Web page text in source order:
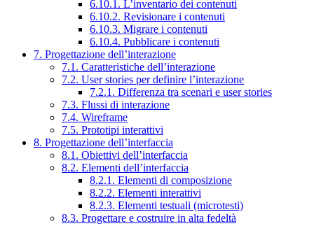
6.10.1. L’inventario dei contenuti
6.10.2. Revisionare i contenuti
6.10.3. Migrare i contenuti
6.10.4. Pubblicare i contenuti
7. Progettazione dell’interazione
7.1. Caratteristiche dell’interazione
7.2. User stories per definire l’interazione
7.2.1. Differenza tra scenari e user stories
7.3. Flussi di interazione
7.4. Wireframe
7.5. Prototipi interattivi
8. Progettazione dell’interfaccia
8.1. Obiettivi dell’interfaccia
8.2. Elementi dell’interfaccia
8.2.1. Elementi di composizione
8.2.2. Elementi interattivi
8.2.3. Elementi testuali (microtesti)
8.3. Progettare e costruire in alta fedeltà